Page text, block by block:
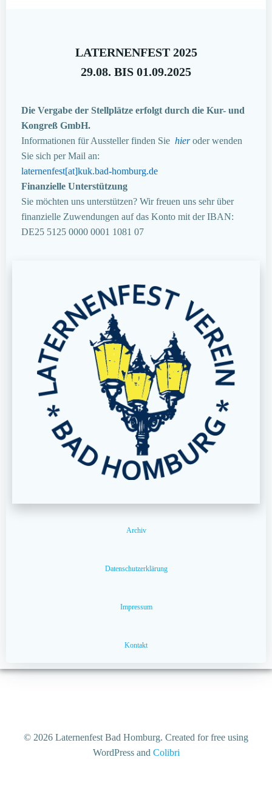
LATERNENFEST 2025
29.08. BIS 01.09.2025
Die Vergabe der Stellplätze erfolgt durch die Kur- und
Kongreß GmbH.
Informationen für Aussteller finden Sie hieroder wenden
Sie sich per Mail an:
laternenfest[at]kuk.bad-homburg.de
Finanzielle Unterstützung
Sie möchten uns unterstützen? Wir freuen uns sehr über
finanzielle Zuwendungen auf das Konto mit der IBAN:
DE25 5125 0000 0001 1081 07
Archiv
Datenschutzerklärung
Impressum
Kontakt
© 2026 Laternenfest Bad Homburg. Created for free using
WordPress and Colibri